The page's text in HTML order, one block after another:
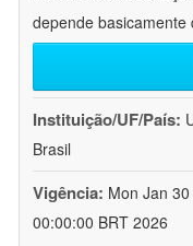
depende
Instituição/UF/País:
Brasil
Vigência: Mon Jan
00:00:00 BRT 2026